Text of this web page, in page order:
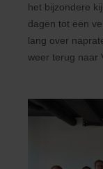
het bijzondere
dagen tot een
lang over
weer terug naar